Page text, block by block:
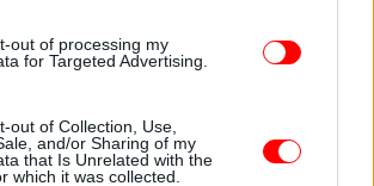
out of processing my
for Targeted Advertising.
out of Collection, Use,
and/or Sharing of my
that Is Unrelated with the
which it was collected.